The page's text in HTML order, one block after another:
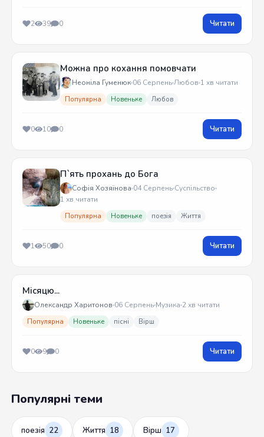
2 39 0 Читати
Можна про кохання помовчати
Неоніла Гуменюк 06 СерпеньЛюбов 1 хв читати
Популярна Новеньке Любов
0 10 0 Читати
П`ять прохань до Бога
Софія Хозяїнова 04 Серпень Суспільство
1 хв читати
Популярна Новеньке поезія Життя
1 50 0 Читати
Місяцю...
Олександр Харитонов 06 Серпень Музика 2 хв читати
Популярна Новеньке пісні Вірш
0 9 0 Читати
Популярні теми
поезія 22 Життя 18 Вірш 17